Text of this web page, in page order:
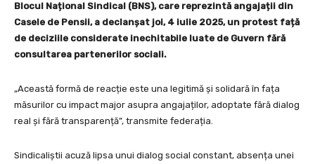
Blocul Național Sindical (BNS), care reprezintă angajații din
Casele de Pensii, a declanșat joi, 4 iulie 2025, un protest față
de deciziile considerate inechitabile luate de Guvern fără
consultarea partenerilor sociali.
„Această formă de reacție este una legitimă și solidară în fața
măsurilor cu impact major asupra angajaților, adoptate fără dialog
real și fără transparență”, transmite federația.
Sindicaliștii acuză lipsa unui dialog social constant, absența unei